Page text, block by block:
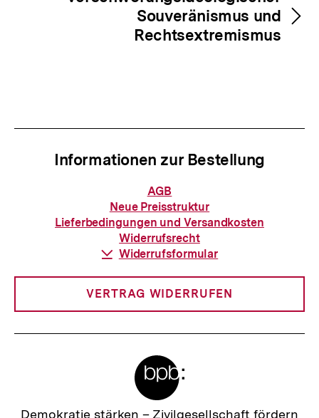
Souveränismus und
Rechtsextremismus
Informationen zur Bestellung
Informationen
zur
Bestellung
AGB
Neue Preisstruktur
Lieferbedingungen und Versandkosten
Widerrufsrecht
Download-
Widerrufsformular
VERTRAG WIDERRUFEN
Zur
Demokratie stärken – Zivilgesellschaft fördern